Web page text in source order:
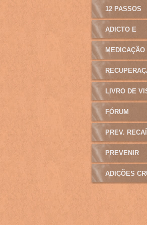
12 PASSOS
ADICTO E
MEDICAÇÃO
ADICÇÃO
LIVRO DE
FÓRUM
PREV.
PREVENIR
ADIÇÕES